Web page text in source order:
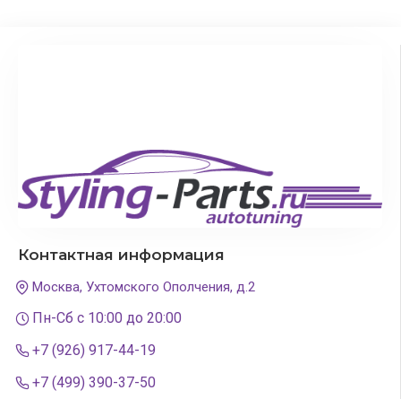
Контактная информация
Москва, Ухтомского Ополчения, д.2
Пн-Сб с 10:00 до 20:00
+7 (926) 917-44-19
+7 (499) 390-37-50